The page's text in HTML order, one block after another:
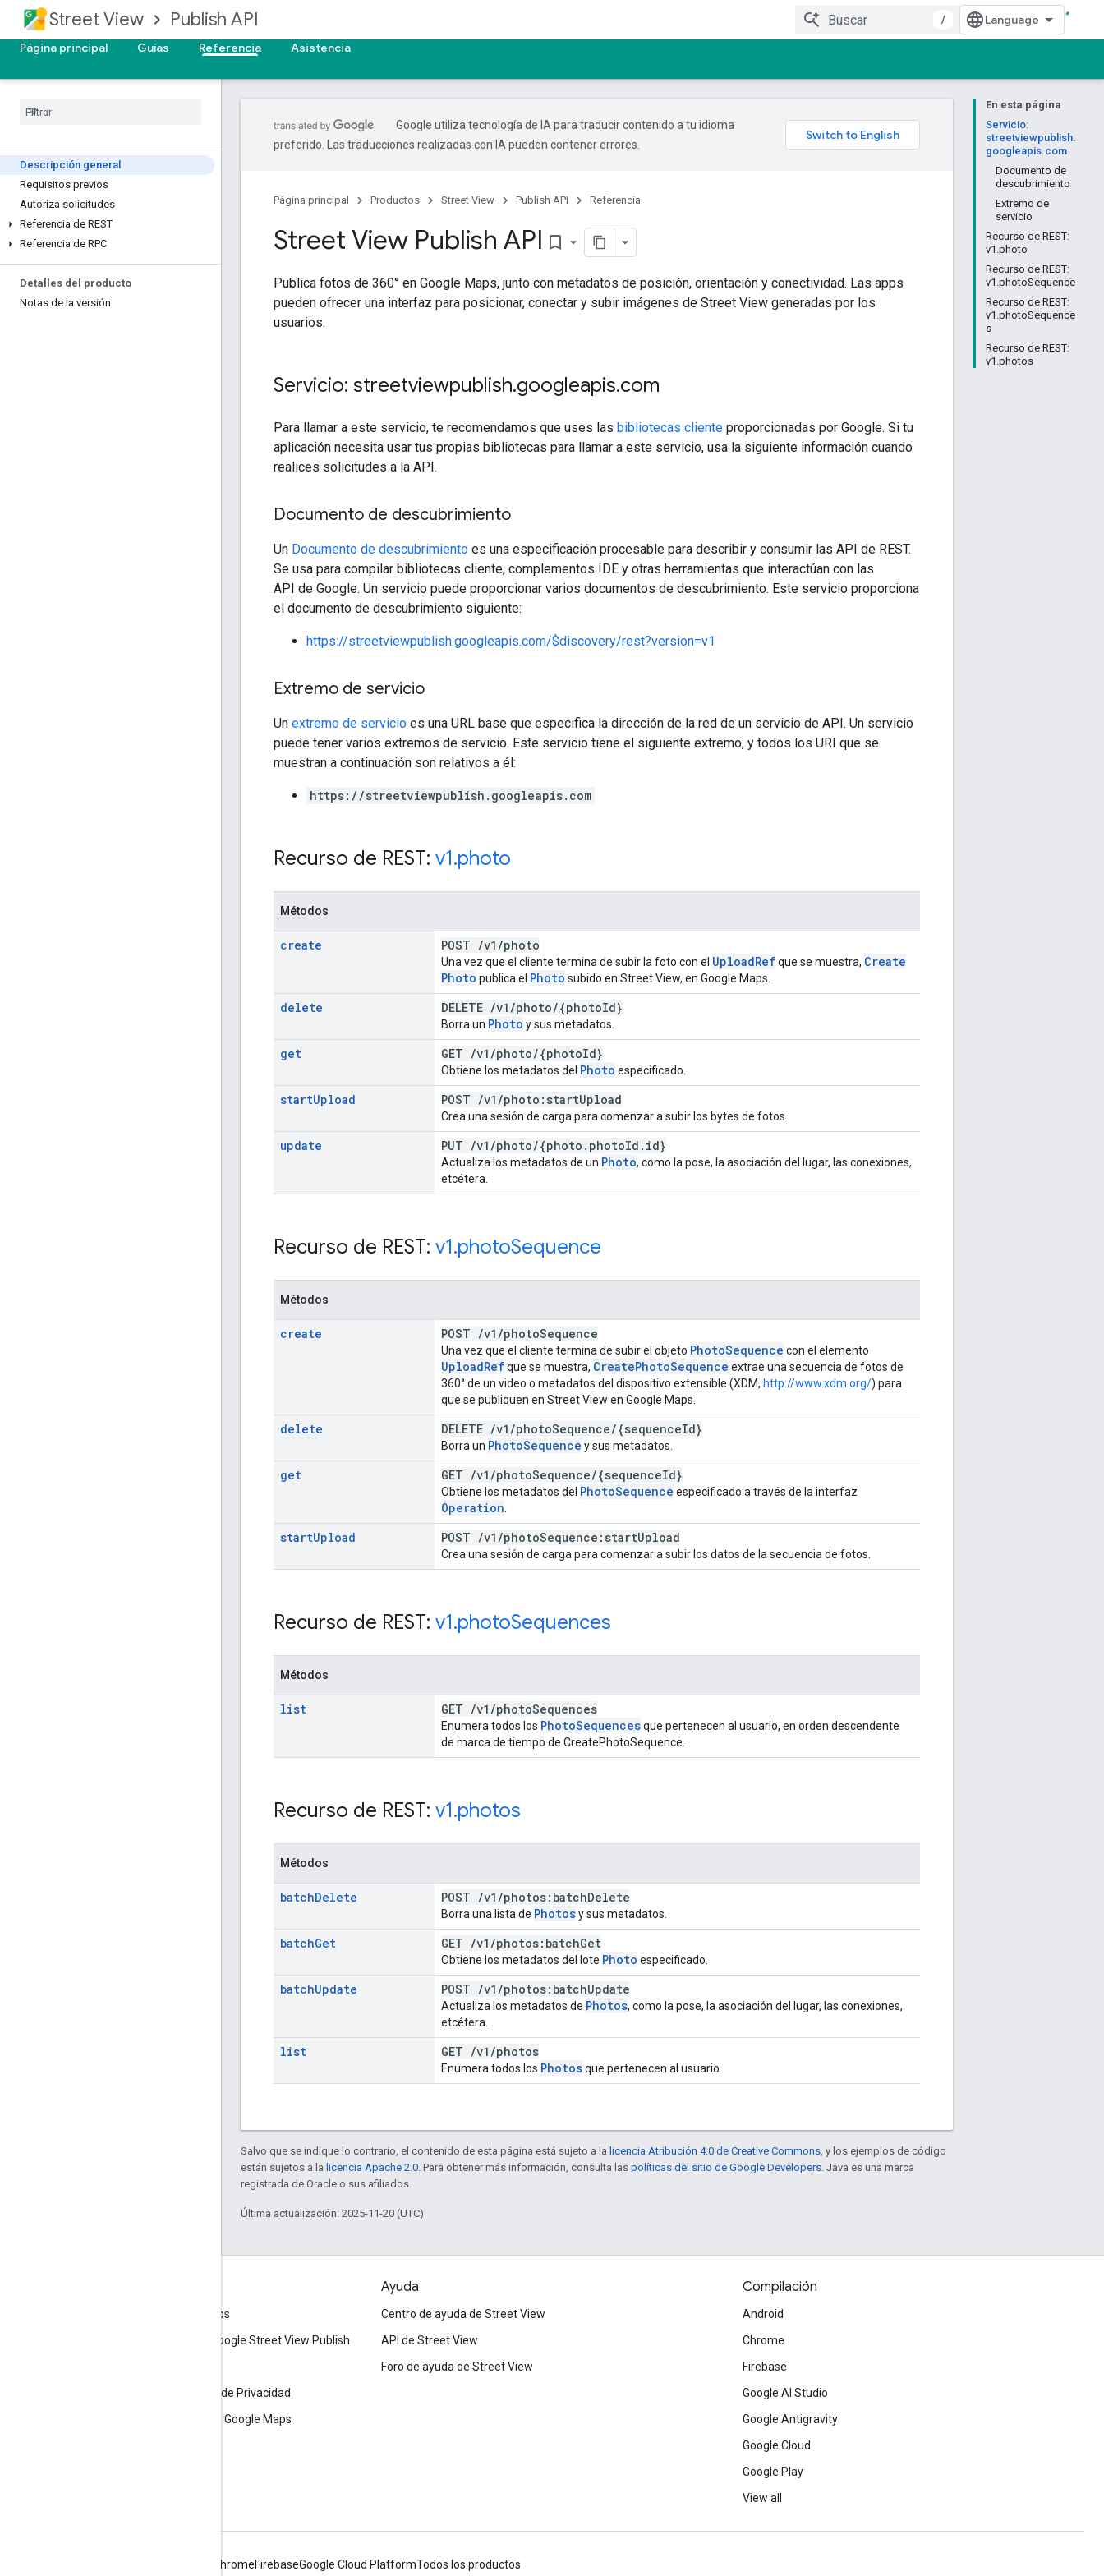
Street View Publish API
/
Página principal
Guías Referencia Asistencia
Descripción general
Requisitos previos
Autoriza solicitudes
Referencia de REST
Referencia de RPC
Detalles del producto
Notas de la versión
En esta página
Servicio:
streetviewpublish.
googleapis.com
Documento de
descubrimiento
Extremo de
servicio
Recurso de REST:
v1.photo
Recurso de REST:
v1.photoSequence
Recurso de REST:
v1.photoSequence
s
Recurso de REST:
v1.photos
Google utiliza tecnología de IA para traducir contenido a tu idioma
preferido. Las traducciones realizadas con IA pueden contener errores.
Página principal Productos Street View Publish API Referencia
Street View Publish API bookmark_border
Publica fotos de 360° en Google Maps, junto con metadatos de posición, orientación y conectividad. Las apps
pueden ofrecer una interfaz para posicionar, conectar y subir imágenes de Street View generadas por los
usuarios.
Servicio: streetviewpublish.googleapis.com
Para llamar a este servicio, te recomendamos que uses las bibliotecas cliente proporcionadas por Google. Si tu
aplicación necesita usar tus propias bibliotecas para llamar a este servicio, usa la siguiente información cuando
realices solicitudes a la API.
Documento de descubrimiento
Un Documento de descubrimiento es una especificación procesable para describir y consumir las API de REST.
Se usa para compilar bibliotecas cliente, complementos IDE y otras herramientas que interactúan con las
API de Google. Un servicio puede proporcionar varios documentos de descubrimiento. Este servicio proporciona
el documento de descubrimiento siguiente:
https://streetviewpublish.googleapis.com/$discovery/rest?version=v1
Extremo de servicio
Un extremo de servicio es una URL base que especifica la dirección de la red de un servicio de API. Un servicio
puede tener varios extremos de servicio. Este servicio tiene el siguiente extremo, y todos los URI que se
muestran a continuación son relativos a él:
https://streetviewpublish.googleapis.com
Recurso de REST: v1.photo
Métodos
create POST /v1 /photo
Una vez que el cliente termina de subir la foto con el UploadRefque se muestra, Create
Photo publica el Photo subido en Street View, en Google Maps.
delete DELETE /v1 /photo/{photoId}
Borra un Photo y sus metadatos.
get GET /v1 /photo/{photoId}
Obtiene los metadatos del Photo especificado.
startUpload POST /v1 /photo:startUpload
Crea una sesión de carga para comenzar a subir los bytes de fotos.
update PUT /v1 /photo/{photo . photoId . id}
Actualiza los metadatos de un Photo, como la pose, la asociación del lugar, las conexiones,
etcétera.
Recurso de REST: v1.photoSequence
Métodos
create POST /v1 /photoSequence
Una vez que el cliente termina de subir el objeto PhotoSequence con el elemento
UploadRefque se muestra, CreatePhotoSequence extrae una secuencia de fotos de
360° de un video o metadatos del dispositivo extensible (XDM, http://www.xdm.org/) para
que se publiquen en Street View en Google Maps.
delete DELETE /v1 /photoSequence/{sequenceId}
Borra un PhotoSequence y sus metadatos.
get GET /v1 /photoSequence/{sequenceId}
Obtiene los metadatos del PhotoSequence especificado a través de la interfaz
Operation
startUpload POST /v1 /photoSequence:startUpload
Crea una sesión de carga para comenzar a subir los datos de la secuencia de fotos.
Recurso de REST: v1.photoSequences
Métodos
list GET /v1 /photoSequences
Enumera todos los PhotoSequencesque pertenecen al usuario, en orden descendente
de marca de tiempo de CreatePhotoSequence.
Recurso de REST: v1.photos
Métodos
batchDelete POST /v1 /photos:batchDelete
Borra una lista de Photosy sus metadatos.
batchGet GET /v1 /photos:batchGet
Obtiene los metadatos del lote Photo especificado.
batchUpdate POST /v1 /photos:batchUpdate
Actualiza los metadatos de Photos, como la pose, la asociación del lugar, las conexiones,
etcétera.
list GET /v1 /photos
Enumera todos los Photosque pertenecen al usuario.
Salvo que se indique lo contrario, el contenido de esta página está sujeto a la licencia Atribución 4.0 de Creative Commons , y los ejemplos de código
están sujetos a la licencia Apache 2.0 . Para obtener más información, consulta las políticas del sitio de Google Developers . Java es una marca
registrada de Oracle o sus afiliados.
Última actualización: 2025-11-20 (UTC)
Condiciones del Servicio de Google Maps
Condiciones del Servicio de la API de Google Street View Publish
Políticas de Aceptación de Imágenes y de Privacidad
Lineamientos sobre las atribuciones de Google Maps
Ayuda
Centro de ayuda de Street View
API de Street View
Foro de ayuda de Street View
Compilación
Android
Chrome
Firebase
Google AI Studio
Google Antigravity
Google Cloud
Google Play
View all
ChromeFirebaseGoogle Cloud PlatformTodos los productos